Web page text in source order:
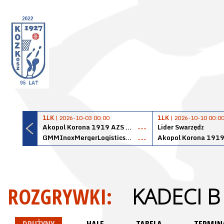
1LK | 2026-10-03 00:00
Akopol Korona 1919 AZS PK Kraków
---
GMMInoxMergerLogisticsPanteryŁańcut
---
1LK | 2026-10-10 00:00
Lider Swarzędz
ROZGRYWKI: KADECI